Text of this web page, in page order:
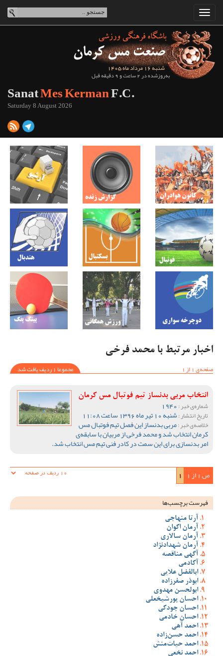
شنبه 16 مرداد ماه 1405
به‌روزشده در 2 ساعت و 9 دقیقه قبل
SanatMes KermanF.C.
Saturday 8 August 2026
اخبار مرتبط با محمد فرخی
صفحه‌ی 1 از 1
مجموعا 1 ردیف یافت شد
انتخاب مربی بدنساز تیم فوتبال مس کرمان
شماره‌ی خبر :
تاریخ انتشار :شنبه 10 تیر ماه 1396 ساعت 11:08
خلاصه‌ی خبر :مربی بدنساز این فصل تیم فوتبال مس
کرمان انتخاب شد و محمد فرخی از مربیان با سابقه‌ی
امر بدنسازی برای این سمت در کادر فنی تیم مس انتخاب شد.
ص 1 از 1 1
فهرست برچسب‌ها
آرتا منهاجی
آرمان اکوان
آرمان سالاری
آرمان شهدادنژاد
آگهی مناقصه
آکادمی
ابالفضل علایی
ابوذر صفرزاده
ابولحسن مهدوی
احسان پورشیخعلی
احسان جودکی
احسان خادمی
احمد آهی
احمد حسن‌زاده
احمد حیات‌منش
احمد نخعی